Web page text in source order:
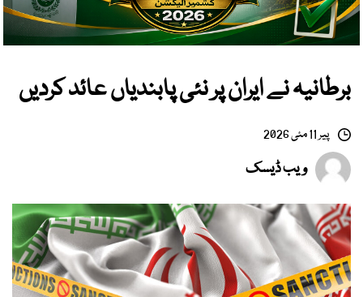
برطانیہ نے ایران پر نئی پابندیاں عائد کردیں
پیر 11 مئی 2026
ویب ڈیسک